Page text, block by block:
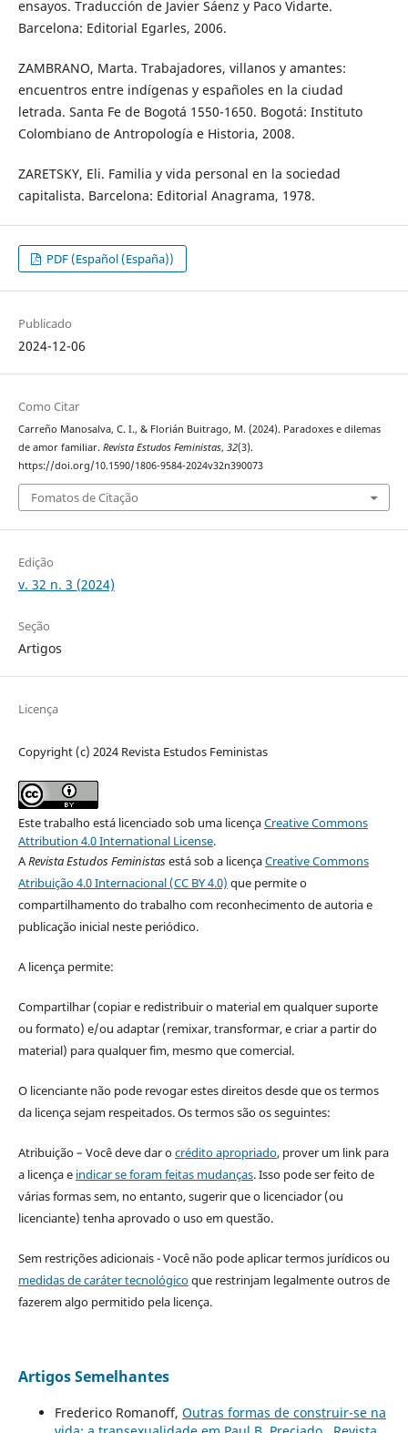
ensayos. Traducción de Javier Sáenz y Paco Vidarte.
Barcelona: Editorial Egarles, 2006.
ZAMBRANO, Marta. Trabajadores, villanos y amantes:
encuentros entre indígenas y españoles en la ciudad
letrada. Santa Fe de Bogotá 1550-1650. Bogotá: Instituto
Colombiano de Antropología e Historia, 2008.
ZARETSKY, Eli. Familia y vida personal en la sociedad
capitalista. Barcelona: Editorial Anagrama, 1978.
PDF (Español (España))
Publicado
2024-12-06
Como Citar
Carreño Manosalva, C. I., & Florián Buitrago, M. (2024). Paradoxes e dilemas
de amor familiar. Revista Estudos Feministas, 32(3).
https://doi.org/10.1590/1806-9584-2024v32n390073
Fomatos de Citação
Edição
v. 32 n. 3 (2024)
Seção
Artigos
Licença
Copyright (c) 2024 Revista Estudos Feministas
Este trabalho está licenciado sob uma licençaCreative Commons
Attribution 4.0 International License.
ARevista Estudos Feministasestá sob a licençaCreative Commons
Atribuição 4.0 Internacional (CC BY 4.0) que permite o
compartilhamento do trabalho com reconhecimento de autoria e
publicação inicial neste periódico.
A licença permite:
Compartilhar (copiar e redistribuir o material em qualquer suporte
ou formato) e/ou adaptar (remixar, transformar, e criar a partir do
material) para qualquer fim, mesmo que comercial.
O licenciante não pode revogar estes direitos desde que os termos
da licença sejam respeitados. Os termos são os seguintes:
Atribuição – Você deve dar ocrédito apropriado, prover um link para
a licença e indicar se foram feitas mudanças. Isso pode ser feito de
várias formas sem, no entanto, sugerir que o licenciador (ou
licenciante) tenha aprovado o uso em questão.
Sem restrições adicionais - Você não pode aplicar termos jurídicos ou
medidas de caráter tecnológicoque restrinjam legalmente outros de
fazerem algo permitido pela licença.
Artigos Semelhantes
Frederico Romanoff, Outras formas de construir-se na